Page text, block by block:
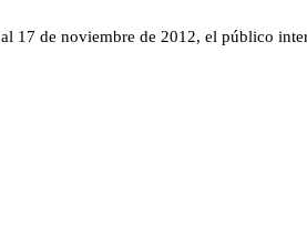
17 de noviembre de 2012, el público